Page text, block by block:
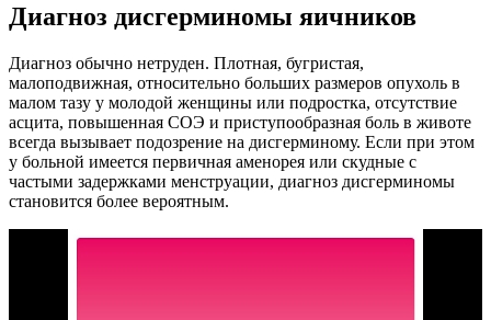
Диагноз дисгерминомы яичников
Диагноз обычно нетруден. Плотная, бугристая,
малоподвижная, относительно больших размеров опухоль в
малом тазу у молодой женщины или подростка, отсутствие
асцита, повышенная СОЭ и приступообразная боль в животе
всегда вызывает подозрение на дисгерминому. Если при этом
у больной имеется первичная аменорея или скудные с
частыми задержками менструации, диагноз дисгерминомы
становится более вероятным.